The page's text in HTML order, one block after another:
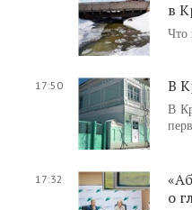
в
Что
17:50 В
В
17:32
о